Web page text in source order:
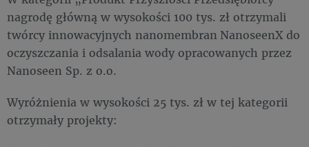
nagrodę główną w wysokości 100 tys. zł otrzymali
twórcy innowacyjnych nanomembran NanoseenX do
oczyszczania i odsalania wody opracowanych przez
Nanoseen Sp. z o.o.
Wyróżnienia w wysokości 25 tys. zł w tej kategorii
otrzymały projekty: